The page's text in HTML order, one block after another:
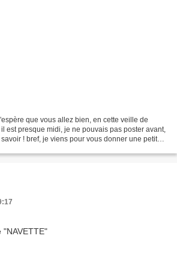
que vous allez bien, en cette veille de
est presque midi, je ne pouvais pas poster avant,
! bref, je viens pour vous donner une petite